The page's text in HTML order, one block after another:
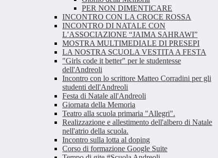
PER NON DIMENTICARE
INCONTRO CON LA CROCE ROSSA
INCONTRO DI NATALE CON
L’ASSOCIAZIONE “JAIMA SAHRAWI”
MOSTRA MULTIMEDIALE DI PRESEPI
LA NOSTRA SCUOLA VESTITA A FESTA
"Girls code it better" per le studentesse
dell'Andreoli
Incontro con lo scrittore Matteo Corradini per gli
studenti dell'Andreoli
Festa di Natale all'Andreoli
Giornata della Memoria
Teatro alla scuola primaria "Allegri".
Realizzazione e allestimento dell'albero di Natale
nell'atrio della scuola.
Incontro sulla lotta al doping
Corso di formazione Google Suite